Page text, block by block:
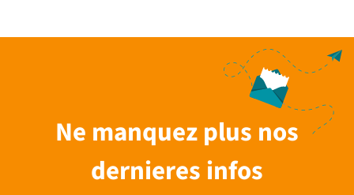
Ne manquez plus nos
dernieres infos